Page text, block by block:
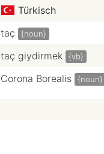
Türkisch
taç {noun}
taç giydirmek {vb}
Corona Borealis {noun}